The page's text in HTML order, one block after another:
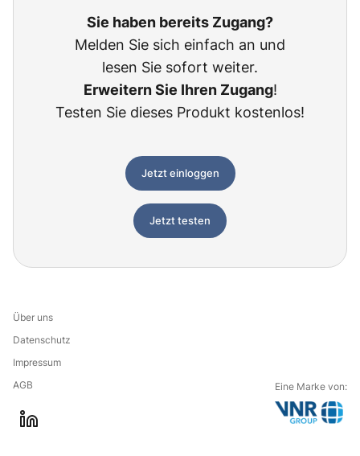
Sie haben bereits Zugang?
Melden Sie sich einfach an und
lesen Sie sofort weiter.
Erweitern Sie Ihren Zugang!
Testen Sie dieses Produkt kostenlos!
Jetzt einloggen
Jetzt testen
Über uns
Datenschutz
Impressum
AGB
Eine Marke von: